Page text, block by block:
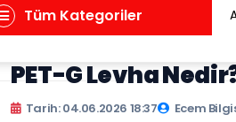
Tüm Kategoriler
PET-G Levha
Tarih: 04.06.2026 18:37 Ecem